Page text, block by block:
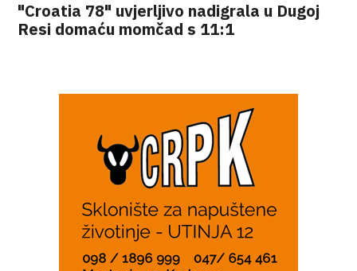
"Croatia 78" uvjerljivo nadigrala u Dugoj
Resi domaću momčad s 11:1